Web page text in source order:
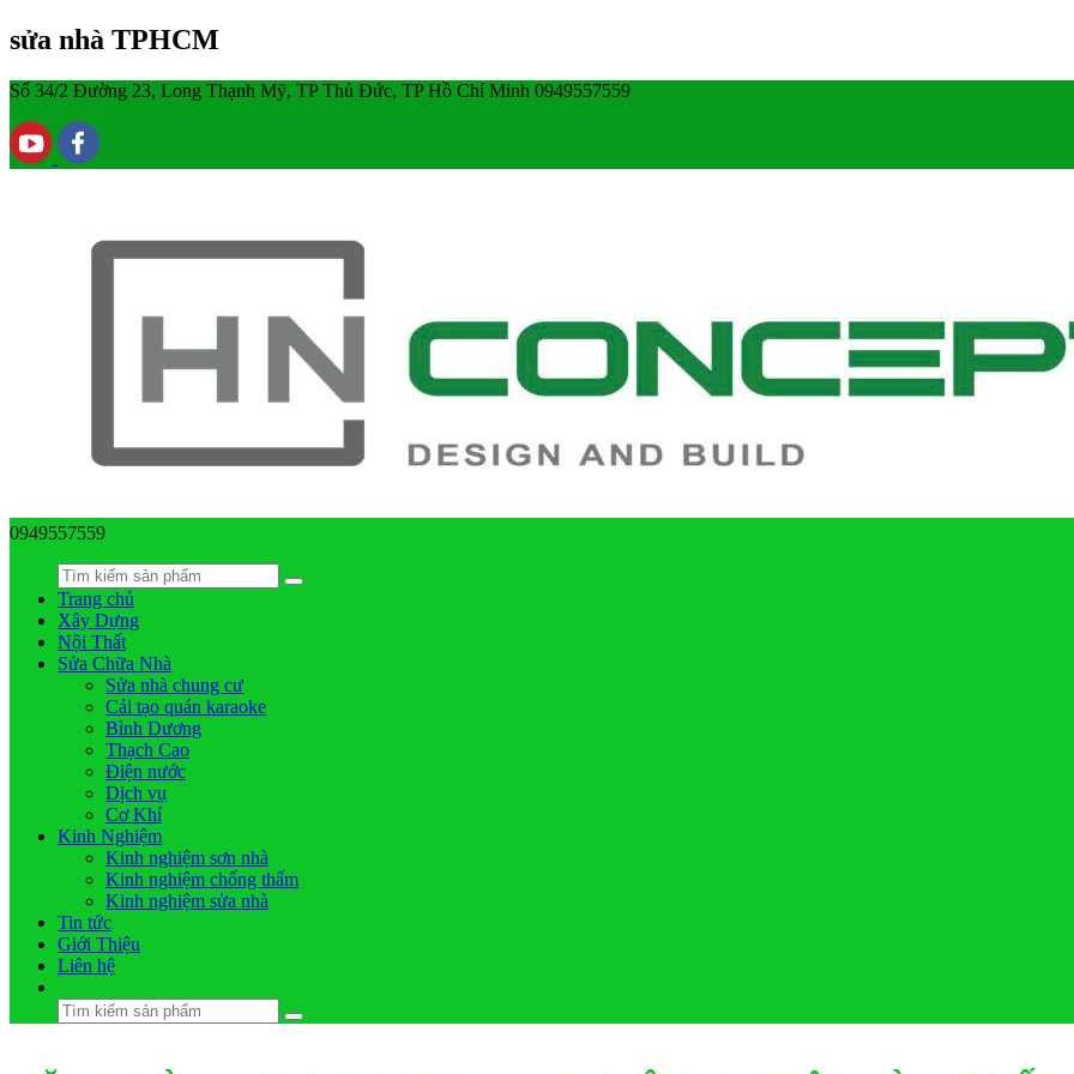
sửa nhà TPHCM
Số 34/2 Đường 23, Long Thạnh Mỹ, TP Thủ Đức, TP Hồ Chí Minh 0949557559
0949557559
Trang chủ
Xây Dựng
Nội Thất
Sửa Chữa Nhà
Sửa nhà chung cư
Cải tạo quán karaoke
Bình Dương
Thạch Cao
Điện nước
Dịch vụ
Cơ Khí
Kinh Nghiệm
Kinh nghiệm sơn nhà
Kinh nghiệm chống thấm
Kinh nghiệm sửa nhà
Tin tức
Giới Thiệu
Liên hệ